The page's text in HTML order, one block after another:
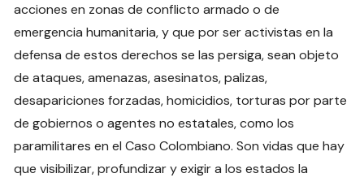
acciones en zonas de conflicto armado o de
emergencia humanitaria, y que por ser activistas en la
defensa de estos derechos se las persiga, sean objeto
de ataques, amenazas, asesinatos, palizas,
desapariciones forzadas, homicidios, torturas por parte
de gobiernos o agentes no estatales, como los
paramilitares en el Caso Colombiano. Son vidas que hay
que visibilizar, profundizar y exigir a los estados la